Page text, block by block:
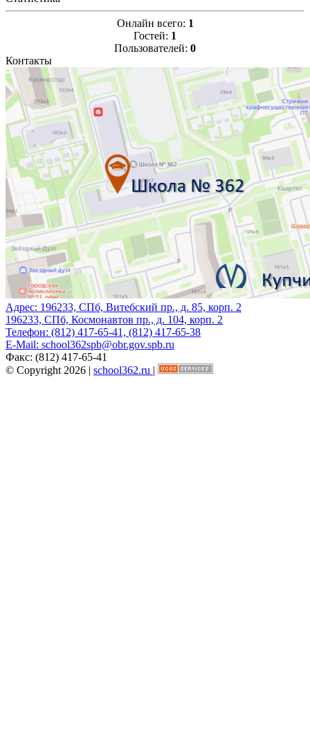
Онлайн всего: 1
Гостей: 1
Пользователей: 0
Контакты
Адрес: 196233, СПб, Витебский пр., д. 85, корп. 2
196233, СПб, Космонавтов пр., д. 104, корп. 2
Телефон: (812) 417-65-41, (812) 417-65-38
E-Mail: school362spb@obr.gov.spb.ru
Факс: (812) 417-65-41
© Copyright 2026 | school362.ru |